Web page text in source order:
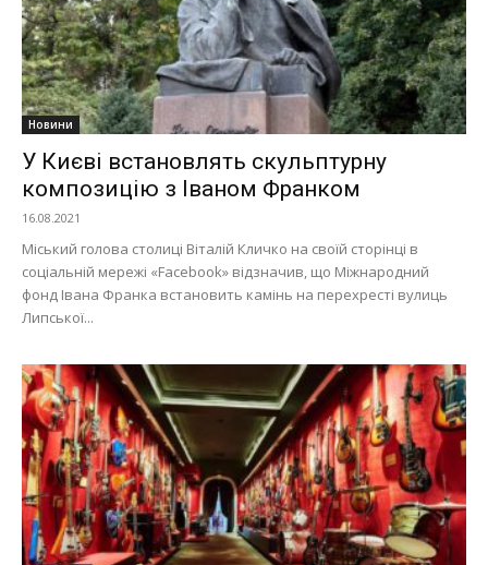
Новини
У Києві встановлять скульптурну
композицію з Іваном Франком
16.08.2021
Міський голова столиці Віталій Кличко на своїй сторінці в
соціальній мережі «Facebook» відзначив, що Міжнародний
фонд Івана Франка встановить камінь на перехресті вулиць
Липської...